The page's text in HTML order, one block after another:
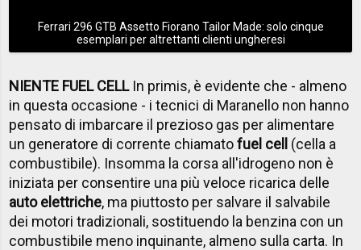
Ferrari 296 GTB Assetto Fiorano Tailor Made: solo cinque
esemplari per altrettanti clienti ungheresi
NIENTE FUEL CELLIn primis, è evidente che - almeno
in questa occasione - i tecnici di Maranello non hanno
pensato di imbarcare il prezioso gas per alimentare
un generatore di corrente chiamatofuel cell (cella a
combustibile). Insomma la corsa all'idrogeno non è
iniziata per consentire una più veloce ricarica delle
auto elettriche, ma piuttosto per salvare il salvabile
dei motori tradizionali, sostituendo la benzina con un
combustibile meno inquinante, almeno sulla carta. In